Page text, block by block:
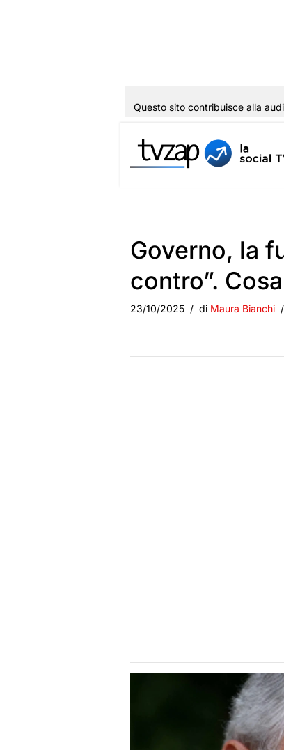
al
Questo sito contribuisce alla
Governo, la
contro”.
23/10/2025 di Maura Bianchi